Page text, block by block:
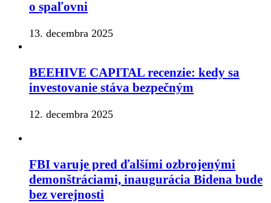
o spaľovni
13. decembra 2025
BEEHIVE CAPITAL recenzie: kedy sa
investovanie stáva bezpečným
12. decembra 2025
FBI varuje pred ďalšími ozbrojenými
demonštráciami, inaugurácia Bidena bude
bez verejnosti